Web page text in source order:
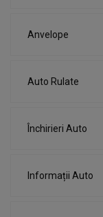
Anvelope
Auto Rulate
Închirieri Auto
Informații Auto